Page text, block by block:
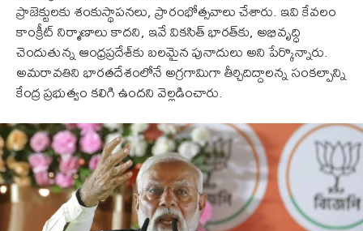
ప్రాజెక్టులకు శంకుస్థాపనలు, ప్రారంభోత్సవాలు చేశారు. ఇవి కేవలం
కాంక్రీట్ నిర్మాణాలు కాదని, ఇవే వికసిత్ భారత్‌కు, అభివృద్ధి
చెందుతున్న ఆంధ్రప్రదేశ్‌కు బలమైన పునాదులు అని పేర్కొన్నారు.
అమరావతిని భారతదేశంలోనే అగ్రగామిగా తీర్చిదిద్దాలన్న సంకల్పాన్ని
కేంద్ర ప్రభుత్వం కలిగి ఉందని వెల్లడించారు.